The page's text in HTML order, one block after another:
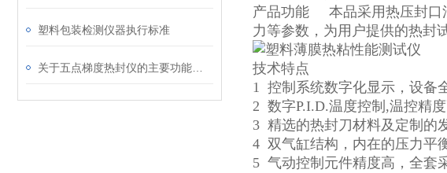
塑料包装检测仪器执行标准
产品功能 本品采用热压封口
力等参数，为用户提供的热封
技术特点
1 控制系统数字化显示，设备
2 数字P.I.D.温度控制,温控精
3 精选的热封刀材料及定制的
4 双气缸结构，内在的压力平
5 气动控制元件精度高，全套